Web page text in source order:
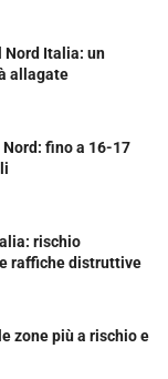
Nord Italia: un
allagate
fino a 16-17
rischio
raffiche distruttive
zone più a rischio e